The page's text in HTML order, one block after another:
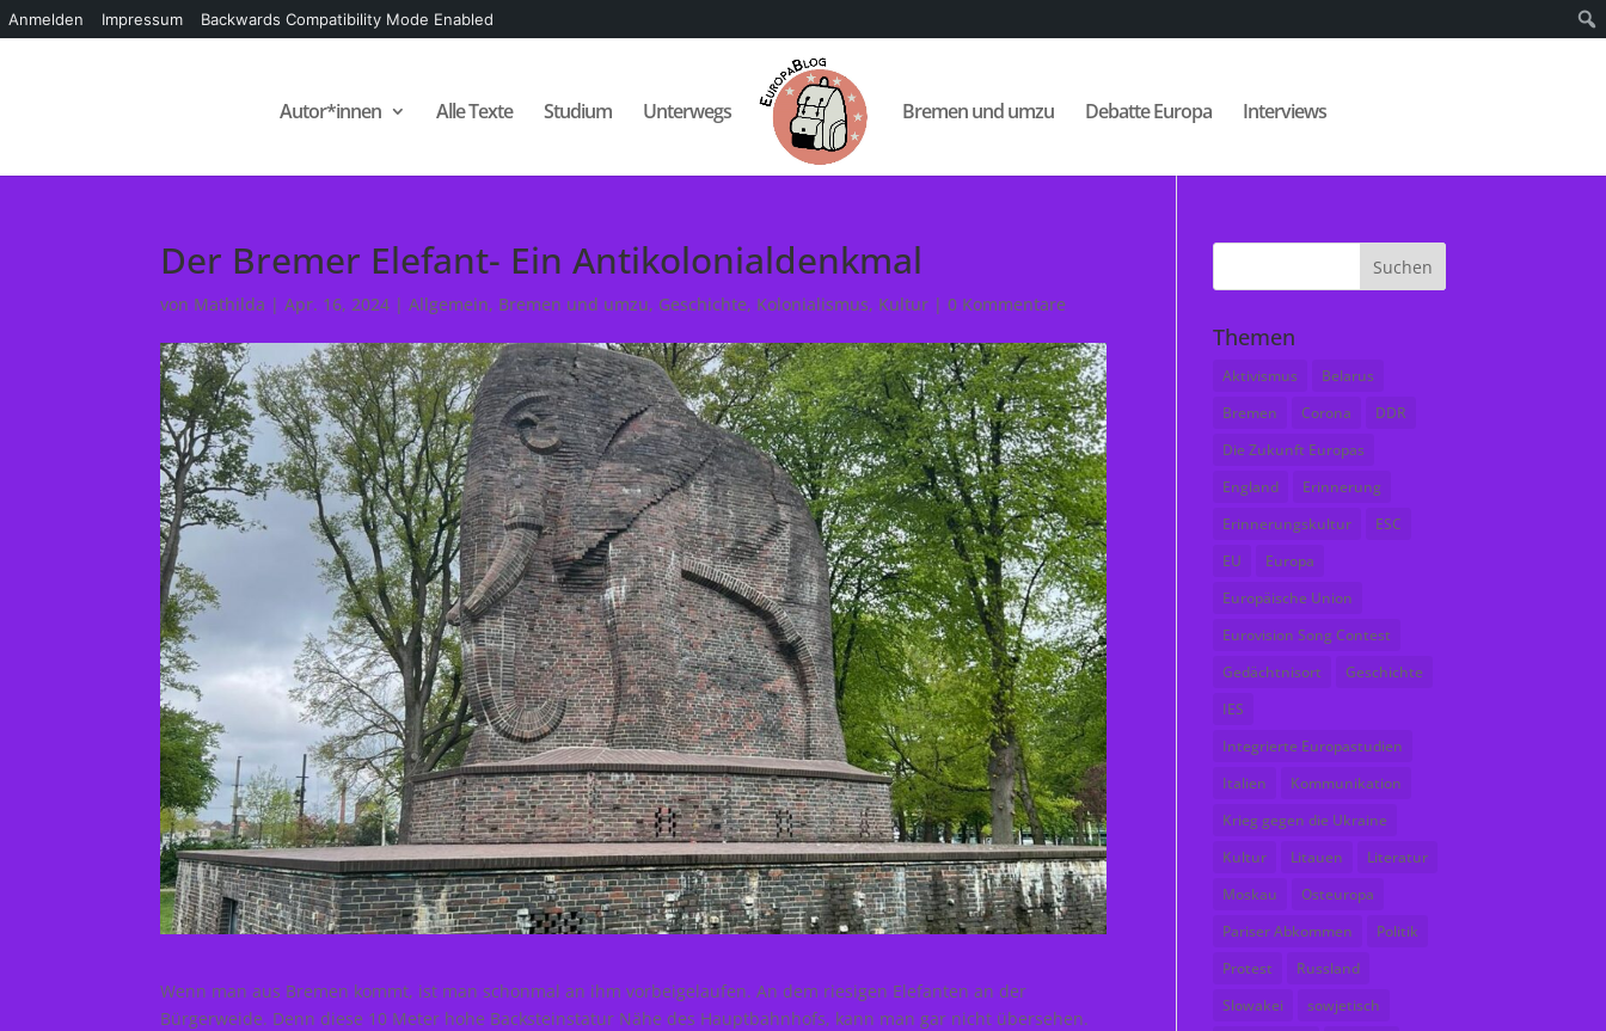
Anmelden Impressum Backwards Compatibility Mode Enabled
Autor*innen Alle Texte Studium Unterwegs Bremen und umzu Debatte Europa Interviews
Der Bremer Elefant- Ein Antikolonialdenkmal
von Mathilda |Apr. 16, 2024 |Allgemein, Bremen und umzu, Geschichte, Kolonialismus, Kultur |0 Kommentare
Wenn man aus Bremen kommt, ist man schonmal an ihm vorbeigelaufen. An dem riesigen Elefanten an der
Bürgerweide. Denn diese 10 Meter hohe Backsteinstatur Nähe des Hauptbahnhofs, kann man gar nicht übersehen.
Themen
Aktivismus
Belarus
Bremen
Corona
DDR
Die Zukunft Europas
England
Erinnerung
Erinnerungskultur
ESC
EU
Europa
Europäische Union
Eurovision Song Contest
Gedächtnisort
Geschichte
IES
Integrierte Europastudien
Italien
Kommunikation
Krieg gegen die Ukraine
Kultur
Litauen
Literatur
Moskau
Osteuropa
Pariser Abkommen
Politik
Protest
Russland
Slowakei
sowjetisch